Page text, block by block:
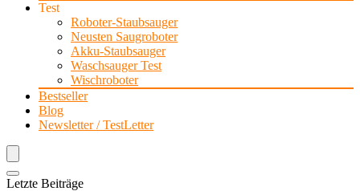
Test
Roboter-Staubsauger
Neusten Saugroboter
Akku-Staubsauger
Waschsauger Test
Wischroboter
Bestseller
Blog
Newsletter / TestLetter
Letzte Beiträge